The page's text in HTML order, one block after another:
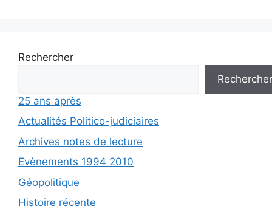
Rechercher
Rechercher
25 ans après
Actualités Politico-judiciaires
Archives notes de lecture
Evènements 1994 2010
Géopolitique
Histoire récente